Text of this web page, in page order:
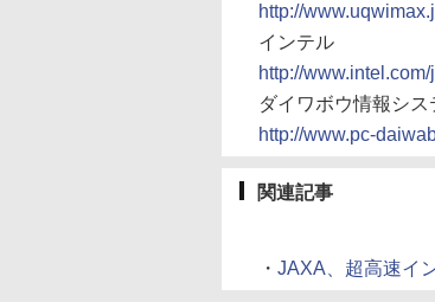
http://
インテル
http://
ダイワボウ情報シス
http://www.pc-
関連記事
・ JAXA、超高速イ